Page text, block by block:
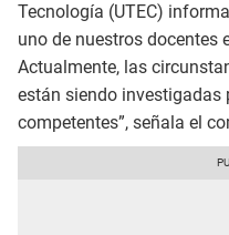
Tecnología (UTEC)
uno de nuestros docentes
Actualmente, las
están siendo investigadas
competentes”, señala el